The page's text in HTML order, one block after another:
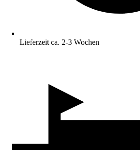
Lieferzeit ca. 2-3 Wochen